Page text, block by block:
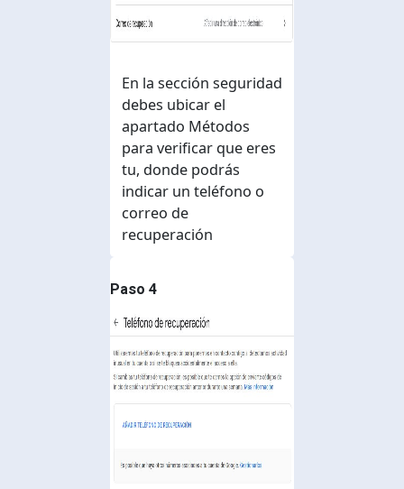
En la sección seguridad
debes ubicar el
apartado Métodos
para verificar que eres
tu, donde podrás
indicar un teléfono o
correo de
recuperación
Paso 4